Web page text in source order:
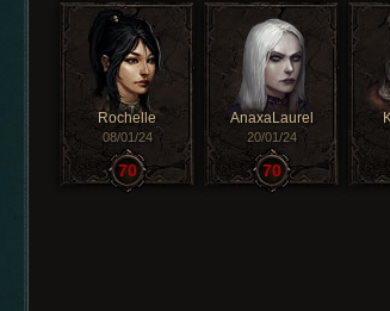
Rochelle
08/01/24
70
AnaxaLaurel
20/01/24
70